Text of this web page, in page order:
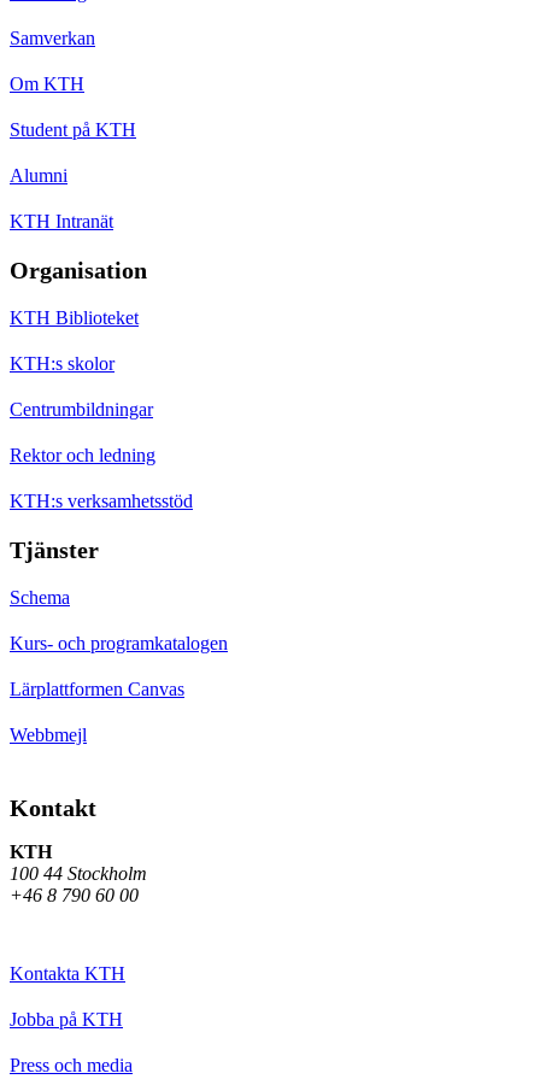
Samverkan
Om KTH
Student på KTH
Alumni
KTH Intranät
Organisation
KTH Biblioteket
KTH:s skolor
Centrumbildningar
Rektor och ledning
KTH:s verksamhetsstöd
Tjänster
Schema
Kurs- och programkatalogen
Lärplattformen Canvas
Webbmejl
Kontakt
KTH
100 44 Stockholm
+46 8 790 60 00
Kontakta KTH
Jobba på KTH
Press och media